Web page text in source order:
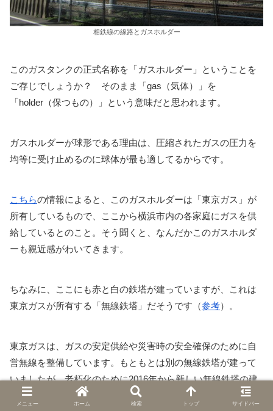
相鉄線の線路とガスホルダー
このガスタンクの正式名称を「ガスホルダー」ということを
ご存じでしょうか？ そのまま「gas（気体）」を
「holder（保つもの）」という意味だと思われます。
ガスホルダーが球形である理由は、圧縮されたガスの圧力を
均等に受け止めるのに球体が最も適してるからです。
こちらの情報によると、このガスホルダーは「東京ガス」が
所有しているもので、ここから横浜市内の各家庭にガスを供
給しているとのこと。そう聞くと、なんだかこのガスホルダ
ーも親近感がわいてきます。
ちなみに、ここにも赤と白の鉄塔が建っていますが、これは
東京ガスが所有する「無線鉄塔」だそうです（参考）。
東京ガスは、ガスの安定供給や災害時の安全確保のために自
営無線を整備しています。もともとは別の無線鉄塔が建って
いましたが、老朽化のために2016年から新しい無線鉄塔の建
設が始まったらしいです。
メニュー ホーム 検索 トップ サイドバー